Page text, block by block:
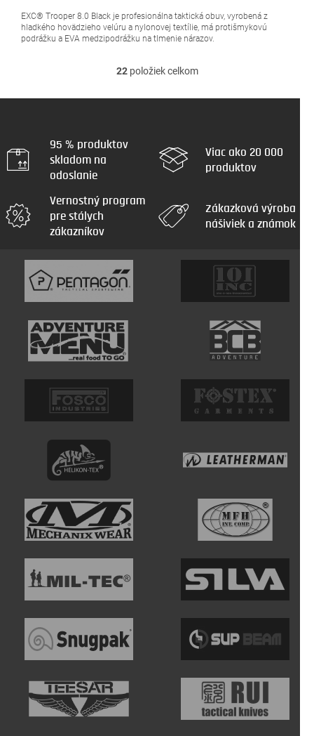
EXC® Trooper 8.0 Black je profesionálna taktická obuv, vyrobená z
hladkého hovädzieho velúru a nylonovej textílie, má protišmykovú
podrážku a EVA medzipodrážku na tlmenie nárazov.
O
c
v
22položiek celkom
95 % produktov
skladom na
odoslanie
Viac ako 20 000
produktov
Vernostný program
pre stálych
zákazníkov
Zákazková výroba
nášiviek a známok